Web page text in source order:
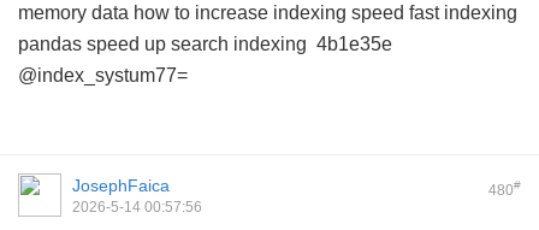
memory data how to increase indexing speed fast indexing
pandas speed up search indexing 4b1e35e
@index_systum77=
480#
JosephFaica
2026-5-14 00:57:56